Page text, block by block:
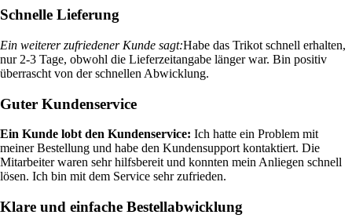
Schnelle Lieferung
Ein weiterer zufriedener Kunde sagt:Habe das Trikot schnell erhalten,
nur 2-3 Tage, obwohl die Lieferzeitangabe länger war. Bin positiv
überrascht von der schnellen Abwicklung.
Guter Kundenservice
Ein Kunde lobt den Kundenservice: Ich hatte ein Problem mit
meiner Bestellung und habe den Kundensupport kontaktiert. Die
Mitarbeiter waren sehr hilfsbereit und konnten mein Anliegen schnell
lösen. Ich bin mit dem Service sehr zufrieden.
Klare und einfache Bestellabwicklung